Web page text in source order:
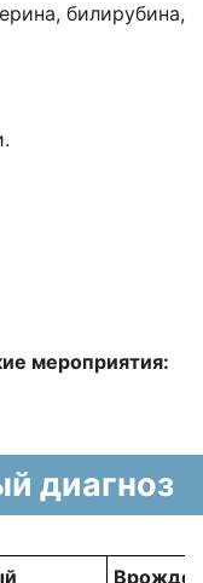
билирубина,
мероприятия:
диагноз